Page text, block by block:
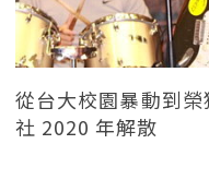
從台大校園暴動到
社 2020 年解散